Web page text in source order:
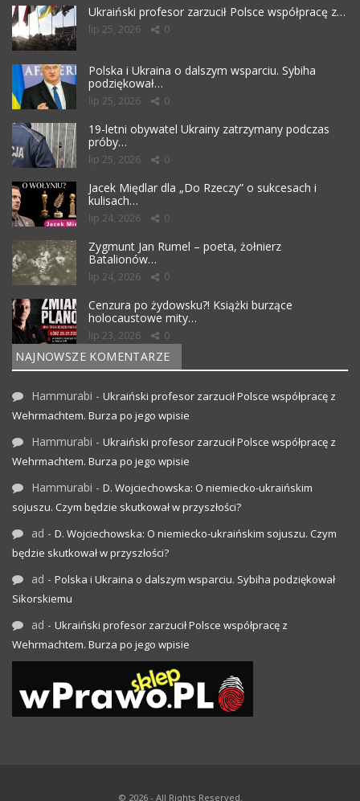
Ukraiński profesor zarzucił Polsce współpracę z…
lip 25, 2026 0
Polska i Ukraina o dalszym wsparciu. Sybiha
podziękował…
lip 25, 2026 0
19-letni obywatel Ukrainy zatrzymany podczas
próby…
lip 25, 2026 0
Jacek Międlar dla „Do Rzeczy” o sukcesach i
kulisach…
lip 24, 2026 0
Zygmunt Jan Rumel – poeta, żołnierz
Batalionów…
lip 24, 2026 0
Cenzura po żydowsku?! Książki burzące
holocaustowe mity…
lip 23, 2026 0
NAJNOWSZE KOMENTARZE
Hammurabi - Ukraiński profesor zarzucił Polsce współpracę z
Wehrmachtem. Burza po jego wpisie
Hammurabi - Ukraiński profesor zarzucił Polsce współpracę z
Wehrmachtem. Burza po jego wpisie
Hammurabi - D. Wojciechowska: O niemiecko-ukraińskim
sojuszu. Czym będzie skutkował w przyszłości?
ad - D. Wojciechowska: O niemiecko-ukraińskim sojuszu. Czym
będzie skutkował w przyszłości?
ad - Polska i Ukraina o dalszym wsparciu. Sybiha podziękował
Sikorskiemu
ad - Ukraiński profesor zarzucił Polsce współpracę z
Wehrmachtem. Burza po jego wpisie
© 2026 - All Rights Reserved.